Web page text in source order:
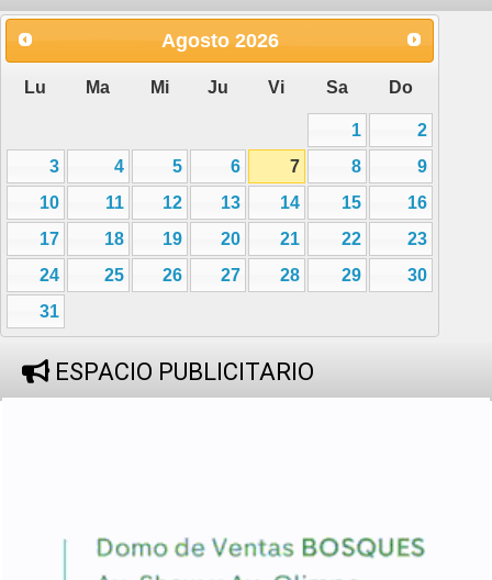
Agosto 2026
Lu Ma Mi Ju Vi Sa Do
1
2
3
4 5 6 7 8
9
10
11 12 13 14 15
16
17
18 19 20 21 22
23
24
25 26 27 28 29
30
31
ESPACIO PUBLICITARIO